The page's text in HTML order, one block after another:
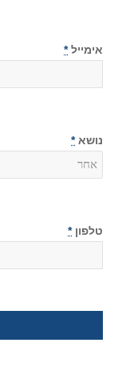
אימייל*
נושא*
טלפון*